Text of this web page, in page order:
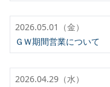
2026.05.01（金）
ＧＷ期間営業について
2026.04.29（水）